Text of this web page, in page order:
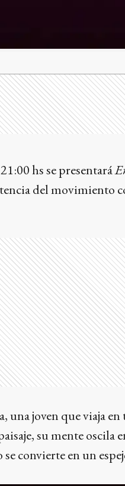
hs se presentará
del movimiento
una joven que viaja
su mente oscila
convierte en un